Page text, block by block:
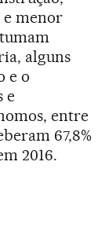
e menor
alguns
e o
e
entre
67,8%
2016.